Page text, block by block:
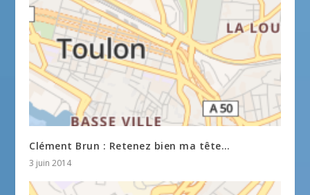
Clément Brun : Retenez bien ma tête…
3 juin 2014